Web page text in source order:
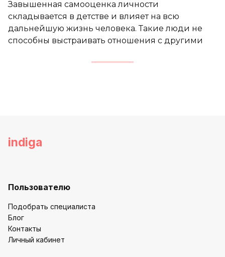
Завышенная самооценка личности
складывается в детстве и влияет на всю
дальнейшую жизнь человека. Такие люди не
способны выстраивать отношения с другими
indiga
Пользователю
Подобрать специалиста
Блог
Контакты
Личный кабинет